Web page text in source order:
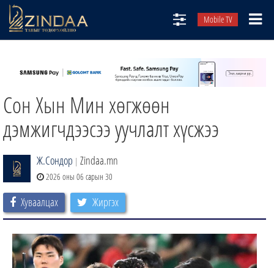
Mobile TV
ТВ8
ӨГЛӨӨНИЙ СОНИН
ЗИНДАА СЭТГҮҮЛ
Сон Хын Мин хөгжөөн
дэмжигчдээсээ уучлалт хүсжээ
Ж.Сондор | Zindaa.mn
2026 оны 06 сарын 30
Хуваалцах Жиргэх